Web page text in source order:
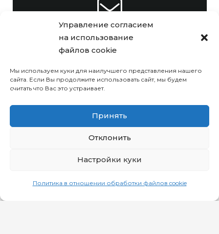
Управление согласием
на использование
файлов cookie
Мы используем куки для наилучшего представления нашего
сайта. Если Вы продолжите использовать сайт, мы будем
считать что Вас это устраивает.
Принять
Отклонить
Настройки куки
Политика в отношении обработки файлов cookie
info@focsport.by